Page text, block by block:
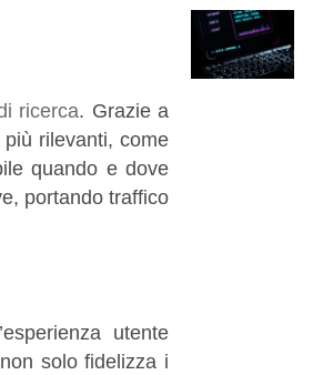
ricerca. Grazie a
rilevanti, come
quando e dove
portando traffico
utente
solo fidelizza i